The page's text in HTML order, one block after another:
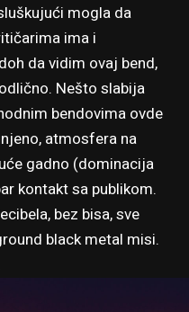
mogla da
ima i
da vidim ovaj bend,
Nešto slabija
bendovima ovde
atmosfera na
gadno (dominacija
kontakt sa publikom.
bez bisa, sve
black metal misi.